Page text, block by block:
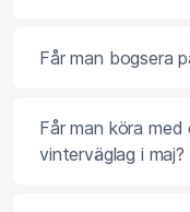
Får man bogsera
Får man köra
vinterväglag i maj?